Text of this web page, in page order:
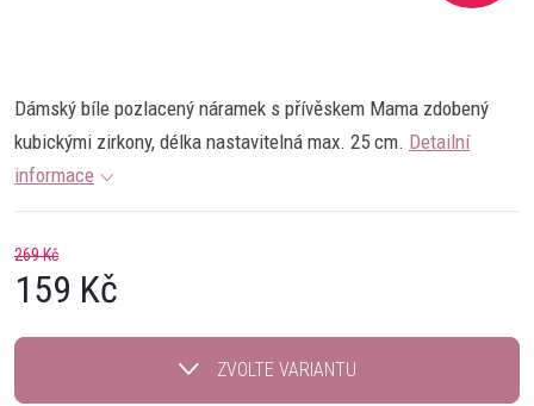
Dámský bíle pozlacený náramek s přívěskem Mama zdobený
kubickými zirkony, délka nastavitelná max. 25 cm. Detailní
informace
269 Kč
159 Kč
cena:
ZVOLTE VARIANTU